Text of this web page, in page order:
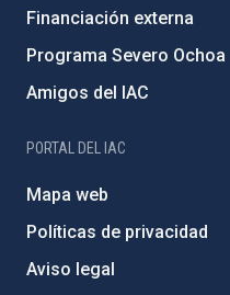
Financiación externa
Programa Severo Ochoa
Amigos del IAC
PORTAL DEL IAC
Mapa web
Políticas de privacidad
Aviso legal